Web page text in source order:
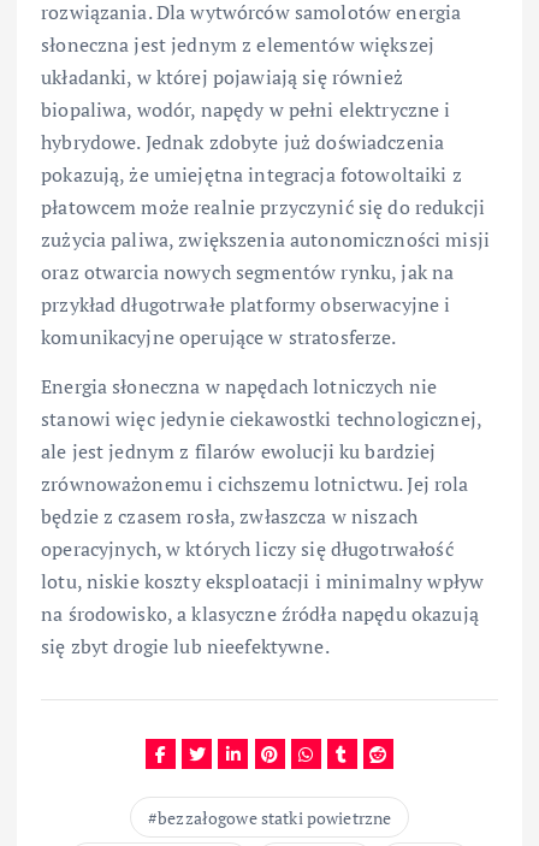
rozwiązania. Dla wytwórców samolotów energia
słoneczna jest jednym z elementów większej
układanki, w której pojawiają się również
biopaliwa, wodór, napędy w pełni elektryczne i
hybrydowe. Jednak zdobyte już doświadczenia
pokazują, że umiejętna integracja fotowoltaiki z
płatowcem może realnie przyczynić się do redukcji
zużycia paliwa, zwiększenia autonomiczności misji
oraz otwarcia nowych segmentów rynku, jak na
przykład długotrwałe platformy obserwacyjne i
komunikacyjne operujące w stratosferze.
Energia słoneczna w napędach lotniczych nie
stanowi więc jedynie ciekawostki technologicznej,
ale jest jednym z filarów ewolucji ku bardziej
zrównoważonemu i cichszemu lotnictwu. Jej rola
będzie z czasem rosła, zwłaszcza w niszach
operacyjnych, w których liczy się długotrwałość
lotu, niskie koszty eksploatacji i minimalny wpływ
na środowisko, a klasyczne źródła napędu okazują
się zbyt drogie lub nieefektywne.
bezzałogowe statki powietrzne